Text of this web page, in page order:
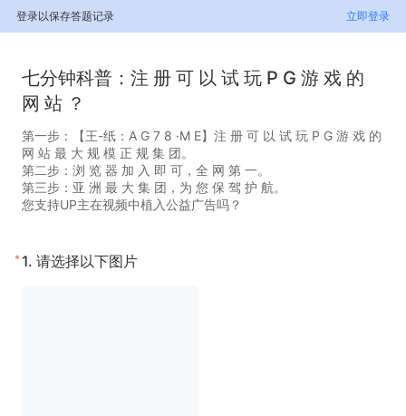
登录以保存答题记录 立即登录
七分钟科普：注 册 可 以 试 玩 P G 游 戏 的
网 站 ？
第一步：【王-纸：A G 7 8 ·M E】注 册 可 以 试 玩 P G 游 戏 的
网 站 最 大 规 模 正 规 集 团。
第二步：浏 览 器 加 入 即 可，全 网 第 一。
第三步：亚 洲 最 大 集 团，为 您 保 驾 护 航。
您支持UP主在视频中植入公益广告吗？
* 1. 请选择以下图片